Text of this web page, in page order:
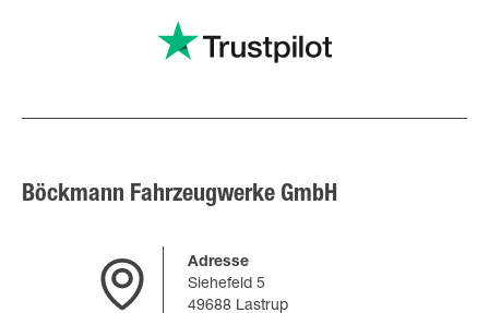
Böckmann Fahrzeugwerke GmbH
Adresse
Siehefeld 5
49688 Lastrup